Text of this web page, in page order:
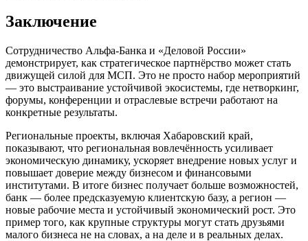
Заключение
Сотрудничество Альфа-Банка и «Деловой России»
демонстрирует, как стратегическое партнёрство может стать
движущей силой для МСП. Это не просто набор мероприятий
— это выстраивание устойчивой экосистемы, где нетворкинг,
форумы, конференции и отраслевые встречи работают на
конкретные результаты.
Региональные проекты, включая Хабаровский край,
показывают, что региональная вовлечённость усиливает
экономическую динамику, ускоряет внедрение новых услуг и
повышает доверие между бизнесом и финансовыми
институтами. В итоге бизнес получает больше возможностей,
банк — более предсказуемую клиентскую базу, а регион —
новые рабочие места и устойчивый экономический рост. Это
пример того, как крупные структуры могут стать друзьями
малого бизнеса не на словах, а на деле и в реальных делах.